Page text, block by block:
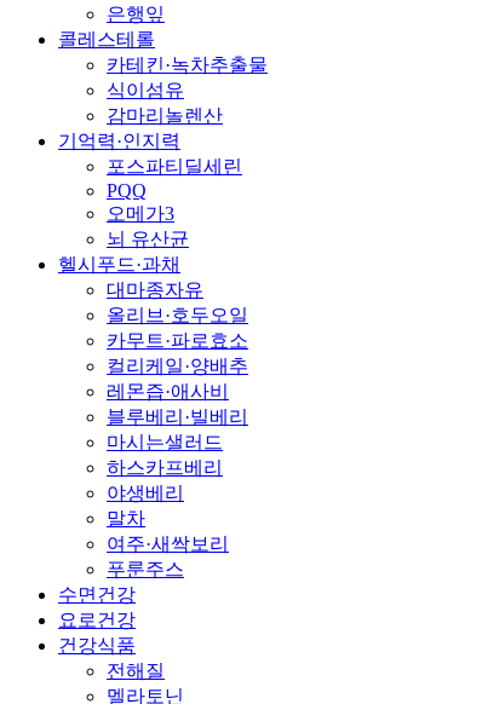
은행잎
콜레스테롤
카테킨·녹차추출물
식이섬유
감마리놀렌산
기억력·인지력
포스파티딜세린
PQQ
오메가3
뇌 유산균
헬시푸드·과채
대마종자유
올리브·호두오일
카무트·파로효소
컬리케일·양배추
레몬즙·애사비
블루베리·빌베리
마시는샐러드
하스카프베리
야생베리
말차
여주·새싹보리
푸룬주스
수면건강
요로건강
건강식품
전해질
멜라토닌